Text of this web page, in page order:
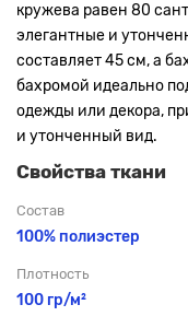
кружева равен 80
элегантные и
составляет 45 см, а
бахромой идеально
одежды или декора,
и утонченный вид.
Свойства ткани
Состав
100% полиэстер
Плотность
100 гр/м²